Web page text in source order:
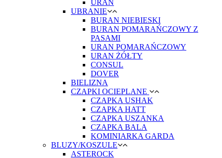
URAN
UBRANIE
BURAN NIEBIESKI
BURAN POMARAŃCZOWY Z
PASAMI
URAN POMARAŃCZOWY
URAN ŻÓŁTY
CONSUL
DOVER
BIELIZNA
CZAPKI OCIEPLANE
CZAPKA USHAK
CZAPKA HATT
CZAPKA USZANKA
CZAPKA BALA
KOMINIARKA GARDA
BLUZY/KOSZULE
ASTEROCK